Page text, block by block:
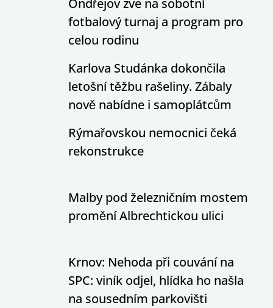
Ondřejov zve na sobotní
fotbalový turnaj a program pro
celou rodinu
Karlova Studánka dokončila
letošní těžbu rašeliny. Zábaly
nově nabídne i samoplátcům
Rýmařovskou nemocnici čeká
rekonstrukce
Malby pod železničním mostem
promění Albrechtickou ulici
Krnov: Nehoda při couvání na
SPC: viník odjel, hlídka ho našla
na sousedním parkovišti